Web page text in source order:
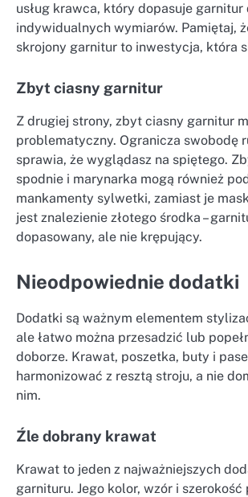
usług krawca, który dopasuje garnitur
indywidualnych wymiarów. Pamiętaj,
skrojony garnitur to inwestycja, która
Zbyt ciasny garnitur
Z drugiej strony, zbyt ciasny garnitur
problematyczny. Ogranicza swobodę
sprawia, że wyglądasz na spiętego.
spodnie i marynarka mogą również
mankamenty sylwetki, zamiast je
jest znalezienie złotego środka –
dopasowany, ale nie krępujący.
Nieodpowiednie dodatki
Dodatki są ważnym elementem
ale łatwo można przesadzić lub
doborze. Krawat, poszetka, buty i
harmonizować z resztą stroju, a nie
nim.
Źle dobrany krawat
Krawat to jeden z najważniejszych
garnituru. Jego kolor, wzór i